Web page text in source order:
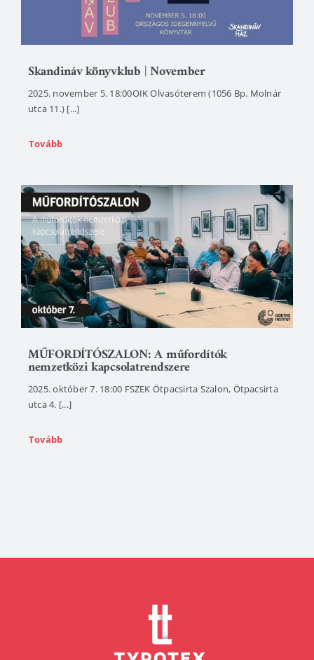
Skandináv könyvklub | November
2025. november 5. 18:00OIK Olvasóterem (1056 Bp. Molnár
utca 11.) [...]
Tovább
MŰFORDÍTÓSZALON: A műfordítók
nemzetközi kapcsolatrendszere
2025. október 7. 18:00 FSZEK Ötpacsirta Szalon, Ötpacsirta
utca 4. [...]
Tovább